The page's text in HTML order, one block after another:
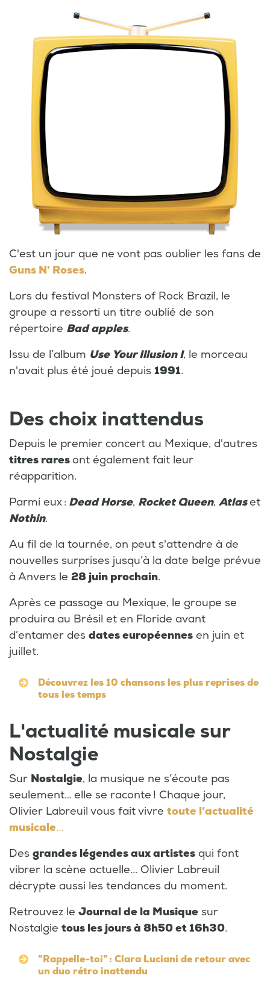
C'est un jour que ne vont pas oublier les fans de
Guns N' Roses.
Lors du festival Monsters of Rock Brazil, le
groupe a ressorti un titre oublié de son
répertoire Bad apples.
Issu de l’album Use Your Illusion I, le morceau
n'avait plus été joué depuis 1991.
Des choix inattendus
Depuis le premier concert au Mexique, d'autres
titres raresont également fait leur
réapparition.
Parmi eux : Dead Horse, Rocket Queen, Atlaset
Nothin.
Au fil de la tournée, on peut s'attendre à de
nouvelles surprises jusqu’à la date belge prévue
à Anvers le 28 juin prochain.
Après ce passage au Mexique, le groupe se
produira au Brésil et en Floride avant
d’entamer des dates européennes en juin et
juillet.
Découvrez les 10 chansons les plus reprises de
tous les temps
L'actualité musicale sur
Nostalgie
Sur Nostalgie, la musique ne s’écoute pas
seulement… elle se raconte ! Chaque jour,
Olivier Labreuil vous fait vivre toute l’actualité
musicale...
Des grandes légendes aux artistes qui font
vibrer la scène actuelle... Olivier Labreuil
décrypte aussi les tendances du moment.
Retrouvez le Journal de la Musique sur
Nostalgie tous les jours à 8h50 et 16h30.
"Rappelle-toi" : Clara Luciani de retour avec
un duo rétro inattendu